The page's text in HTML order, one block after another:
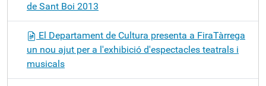
de Sant Boi 2013
El Departament de Cultura presenta a FiraTàrrega
un nou ajut per a l'exhibició d'espectacles teatrals i
musicals